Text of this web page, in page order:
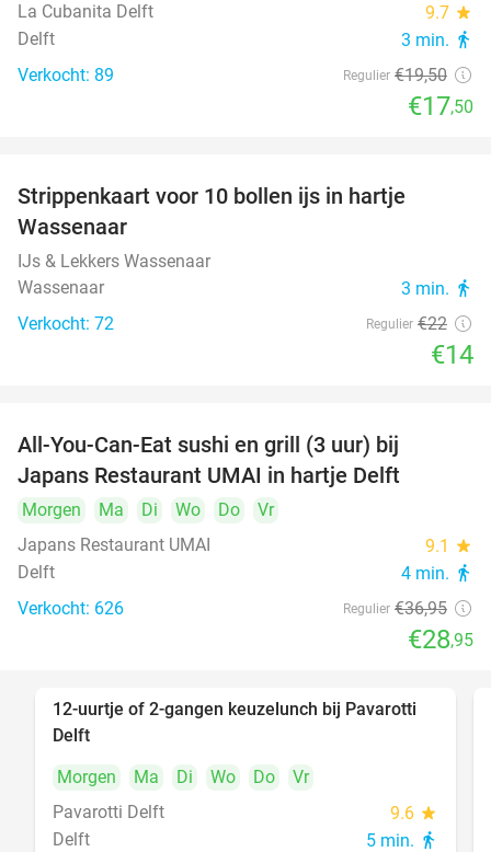
La Cubanita Delft
9.7 star
Delft 3 min. directions_walk
Verkocht: 89 Regulier €19,50
€17,50
Strippenkaart voor 10 bollen ijs in hartje
Wassenaar
IJs & Lekkers Wassenaar
Wassenaar
3 min. directions_walk
Verkocht: 72 Regulier €22
€14
All-You-Can-Eat sushi en grill (3 uur) bij
Japans Restaurant UMAI in hartje Delft
Morgen Ma Di Wo Do
Vr
Japans Restaurant UMAI
9.1 star
Delft 4 min. directions_walk
Verkocht: 626 Regulier €36,95
€28,95
31%
12-uurtje of 2-gangen keuzelunch bij Pavarotti
Delft
Morgen
Ma Di Wo Do
Vr
Pavarotti Delft
9.6 star
Delft 5 min. directions_walk